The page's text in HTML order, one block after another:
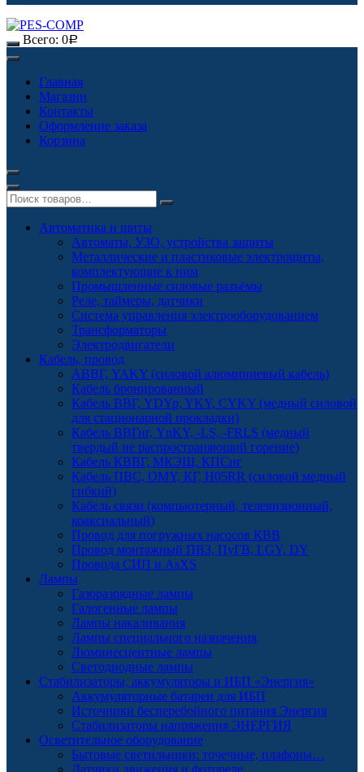
Всего: 0Р
Главная
Магазин
Контакты
Оформление заказа
Корзина
Автоматика и щиты
Автоматы, УЗО, устройства защиты
Металлические и пластиковые электрощиты,
комплектующие к ним
Промышленные силовые разъёмы
Реле, таймеры, датчики
Система управления электрооборудованием
Трансформаторы
Электродвигатели
Кабель, провод
АВВГ, YAKY (силовой алюминиевый кабель)
Кабель бронированный
Кабель ВВГ, YDYp, YKY, CYKY (медный силовой
для стационарной прокладки)
Кабель ВВГнг, YnKY, -LS, -FRLS (медный
твердый не распространяющий горение)
Кабель КВВГ, МКЭШ, КПСнг
Кабель ПВС, OMY, КГ, H05RR (силовой медный
гибкий)
Кабель связи (компьютерный, телевизионный,
коаксиальный)
Провод для погружных насосов КВВ
Провод монтажный ПВЗ, ПуГВ, LGY, DY
Провода СИП и AsXS
Лампы
Газоразрядные лампы
Галогенные лампы
Лампы накаливания
Лампы специального назначения
Люминесцентные лампы
Светодиодные лампы
Стабилизаторы, аккумуляторы и ИБП «Энергия»
Аккумуляторные батареи для ИБП
Источники бесперебойного питания Энергия
Стабилизаторы напряжения ЭНЕРГИЯ
Осветительное оборудование
Бытовые светильники: точечные, плафоны…